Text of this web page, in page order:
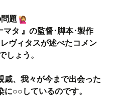
題
タ 』の監督･脚本･製作
ヴィタスが述べたコメン
しょう。
、我々が今まで出会った
○○しているのです。